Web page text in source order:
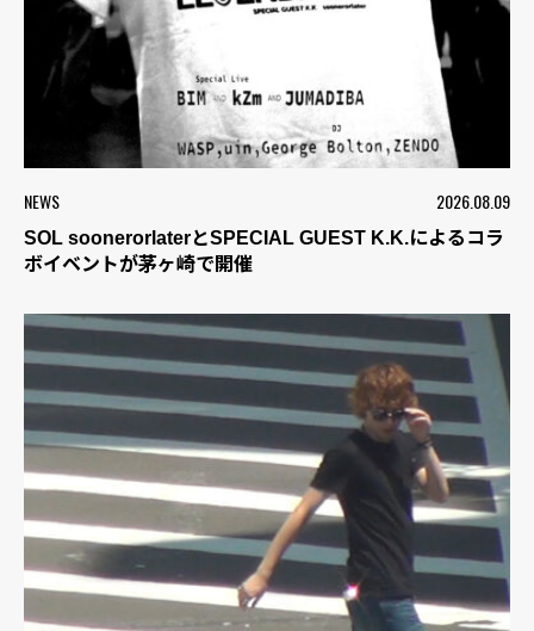
NEWS 2026.08.09
SOL soonerorlaterとSPECIAL GUEST K.K.によるコラ
ボイベントが茅ヶ崎で開催